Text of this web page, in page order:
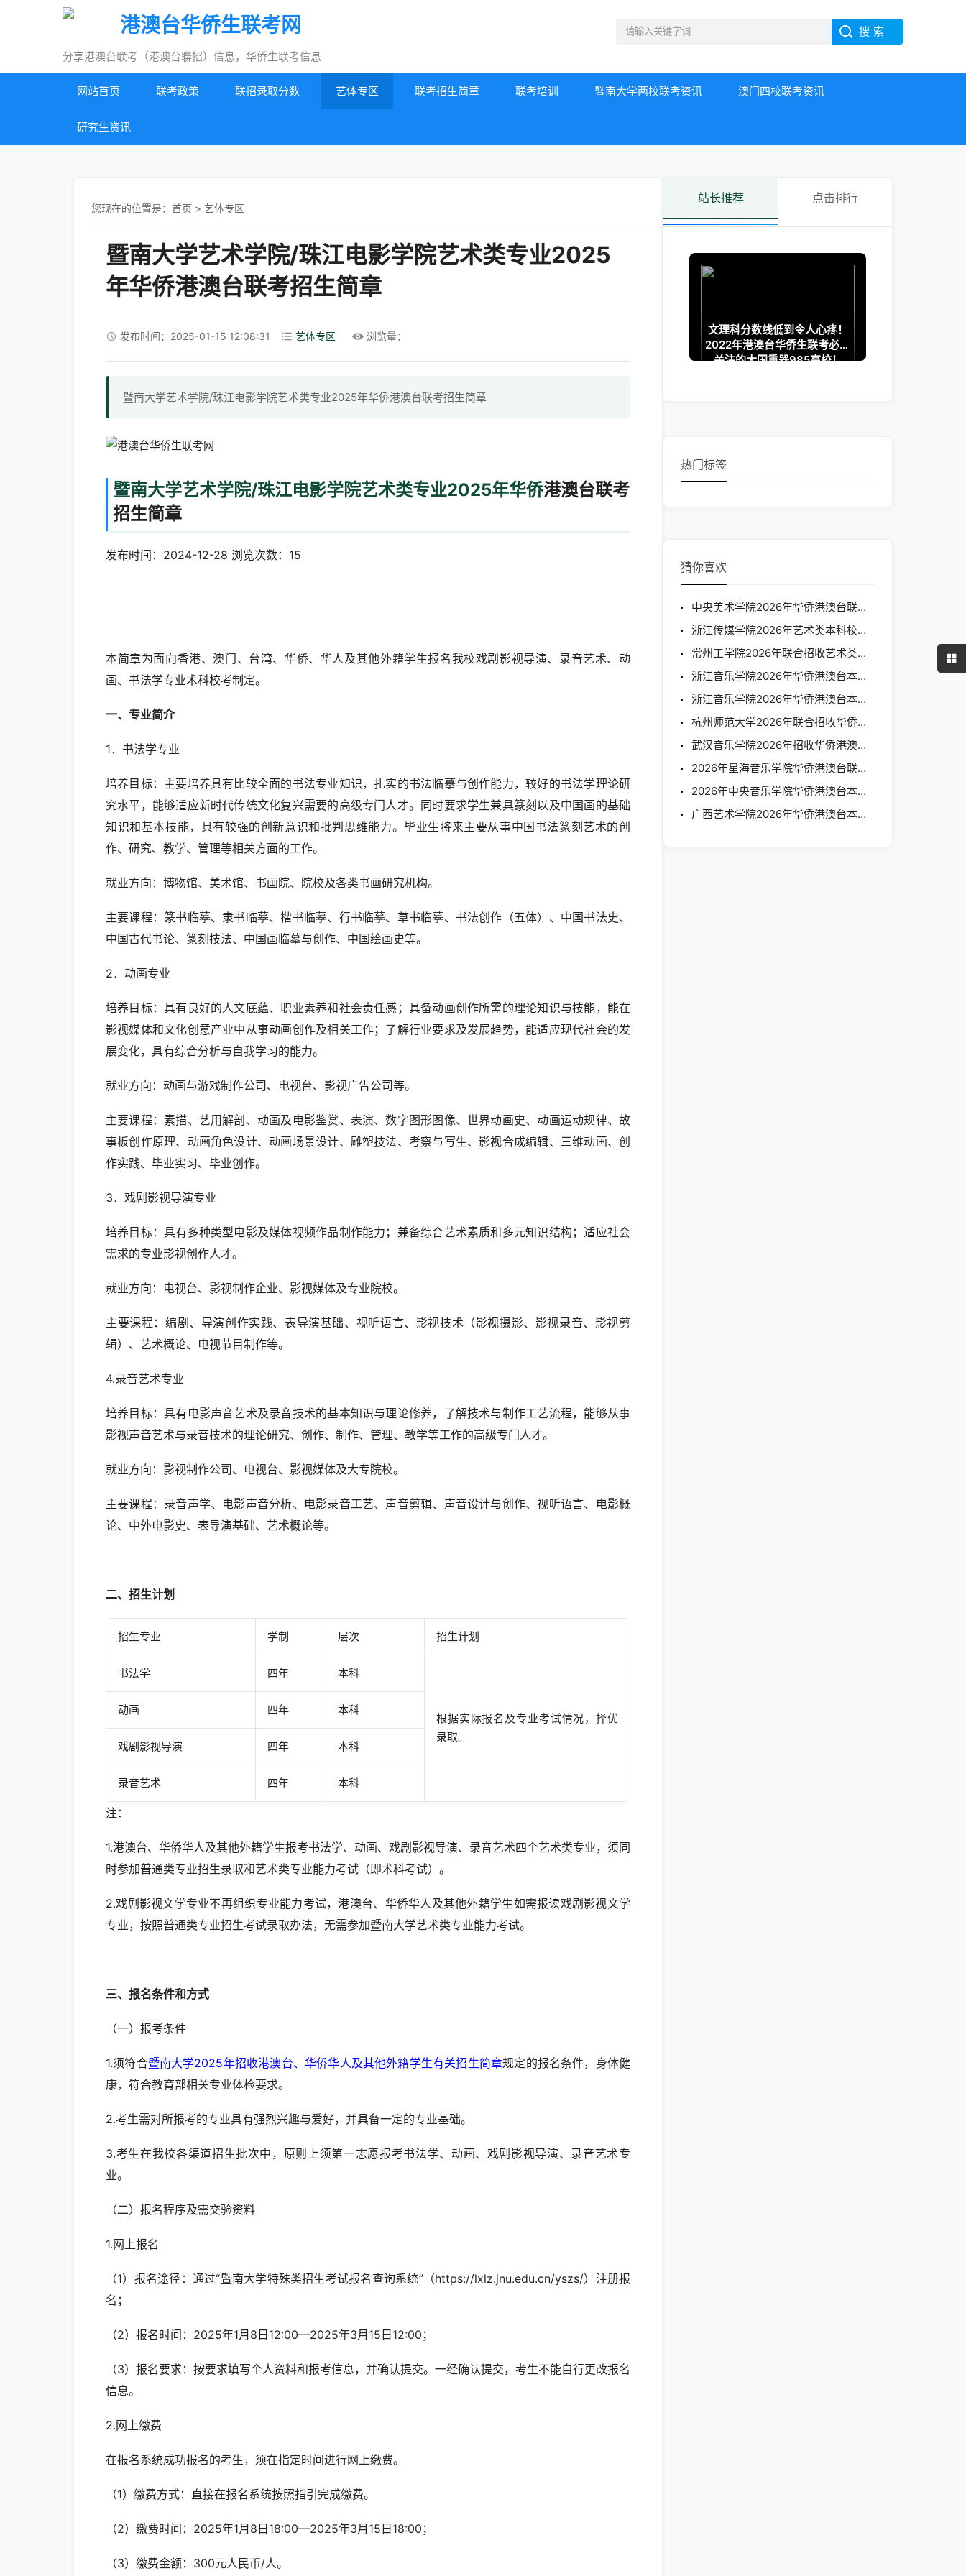
港澳台华侨生联考网
分享港澳台联考（港澳台聨招）信息，华侨生联考信息
网站首页 联考政策 联招录取分数 艺体专区 联考招生简章 联考培训 暨南大学两校联考资讯 澳门四校联考资讯
研究生资讯
您现在的位置是： 首页 > 艺体专区
暨南大学艺术学院/珠江电影学院艺术类专业2025
年华侨港澳台联考招生简章
发布时间：2025-01-15 12:08:31 艺体专区 浏览量：
暨南大学艺术学院/珠江电影学院艺术类专业2025年华侨港澳台联考招生简章
暨南大学艺术学院/珠江电影学院艺术类专业2025年华侨港澳台联考
招生简章
发布时间：2024-12-28 浏览次数：15
本简章为面向香港、澳门、台湾、华侨、华人及其他外籍学生报名我校戏剧影视导演、录音艺术、动
画、书法学专业术科校考制定。
一、专业简介
1．书法学专业
培养目标：主要培养具有比较全面的书法专业知识，扎实的书法临摹与创作能力，较好的书法学理论研
究水平，能够适应新时代传统文化复兴需要的高级专门人才。同时要求学生兼具篆刻以及中国画的基础
知识和基本技能，具有较强的创新意识和批判思维能力。毕业生将来主要从事中国书法篆刻艺术的创
作、研究、教学、管理等相关方面的工作。
就业方向：博物馆、美术馆、书画院、院校及各类书画研究机构。
主要课程：篆书临摹、隶书临摹、楷书临摹、行书临摹、草书临摹、书法创作（五体）、中国书法史、
中国古代书论、篆刻技法、中国画临摹与创作、中国绘画史等。
2．动画专业
培养目标：具有良好的人文底蕴、职业素养和社会责任感；具备动画创作所需的理论知识与技能，能在
影视媒体和文化创意产业中从事动画创作及相关工作；了解行业要求及发展趋势，能适应现代社会的发
展变化，具有综合分析与自我学习的能力。
就业方向：动画与游戏制作公司、电视台、影视广告公司等。
主要课程：素描、艺用解剖、动画及电影鉴赏、表演、数字图形图像、世界动画史、动画运动规律、故
事板创作原理、动画角色设计、动画场景设计、雕塑技法、考察与写生、影视合成编辑、三维动画、创
作实践、毕业实习、毕业创作。
3．戏剧影视导演专业
培养目标：具有多种类型电影及媒体视频作品制作能力；兼备综合艺术素质和多元知识结构；适应社会
需求的专业影视创作人才。
就业方向：电视台、影视制作企业、影视媒体及专业院校。
主要课程：编剧、导演创作实践、表导演基础、视听语言、影视技术（影视摄影、影视录音、影视剪
辑）、艺术概论、电视节目制作等。
4.录音艺术专业
培养目标：具有电影声音艺术及录音技术的基本知识与理论修养，了解技术与制作工艺流程，能够从事
影视声音艺术与录音技术的理论研究、创作、制作、管理、教学等工作的高级专门人才。
就业方向：影视制作公司、电视台、影视媒体及大专院校。
主要课程：录音声学、电影声音分析、电影录音工艺、声音剪辑、声音设计与创作、视听语言、电影概
论、中外电影史、表导演基础、艺术概论等。
二、招生计划
招生专业 学制 层次 招生计划
书法学 四年 本科
根据实际报名及专业考试情况，择优
录取。
动画 四年 本科
戏剧影视导演 四年 本科
录音艺术 四年 本科
注：
1.港澳台、华侨华人及其他外籍学生报考书法学、动画、戏剧影视导演、录音艺术四个艺术类专业，须同
时参加普通类专业招生录取和艺术类专业能力考试（即术科考试）。
2.戏剧影视文学专业不再组织专业能力考试，港澳台、华侨华人及其他外籍学生如需报读戏剧影视文学
专业，按照普通类专业招生考试录取办法，无需参加暨南大学艺术类专业能力考试。
三、报名条件和方式
（一）报考条件
1.须符合暨南大学2025年招收港澳台、华侨华人及其他外籍学生有关招生简章规定的报名条件，身体健
康，符合教育部相关专业体检要求。
2.考生需对所报考的专业具有强烈兴趣与爱好，并具备一定的专业基础。
3.考生在我校各渠道招生批次中，原则上须第一志愿报考书法学、动画、戏剧影视导演、录音艺术专
业。
（二）报名程序及需交验资料
1.网上报名
（1）报名途径：通过“暨南大学特殊类招生考试报名查询系统”（https://lxlz.jnu.edu.cn/yszs/）注册报
名；
（2）报名时间：2025年1月8日12:00—2025年3月15日12:00；
（3）报名要求：按要求填写个人资料和报考信息，并确认提交。一经确认提交，考生不能自行更改报名
信息。
2.网上缴费
在报名系统成功报名的考生，须在指定时间进行网上缴费。
（1）缴费方式：直接在报名系统按照指引完成缴费。
（2）缴费时间：2025年1月8日18:00—2025年3月15日18:00；
（3）缴费金额：300元人民币/人。
站长推荐 点击排行
文理科分数线低到令人心疼！
2022年港澳台华侨生联考必须
关注的大国重器985高校！
热门标签
猜你喜欢
中央美术学院2026年华侨港澳台联招本科招生简章
浙江传媒学院2026年艺术类本科校考专业招生简章
常州工学院2026年联合招收艺术类华侨港澳台学生简章
浙江音乐学院2026年华侨港澳台本科招生专业考试合格考生名单的公示
浙江音乐学院2026年华侨港澳台本科招生简章
杭州师范大学2026年联合招收华侨港澳台学生简章
武汉音乐学院2026年招收华侨港澳台学生专业考试考生须知
2026年星海音乐学院华侨港澳台联招招生简章
2026年中央音乐学院华侨港澳台本科招生简章
广西艺术学院2026年华侨港澳台本科招生简章